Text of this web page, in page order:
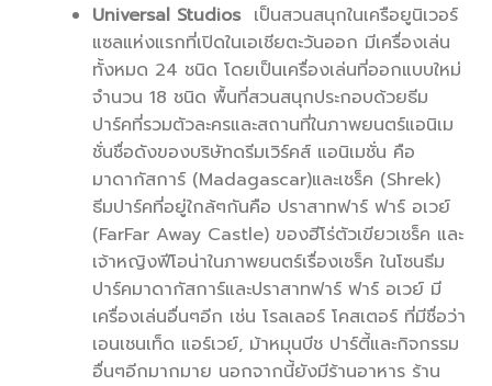
Universal Studios เป็นสวนสนุกในเครือยูนิเวอร์
แซลแห่งแรกที่เปิดในเอเชียตะวันออก มีเครื่องเล่น
ทั้งหมด 24 ชนิด โดยเป็นเครื่องเล่นที่ออกแบบใหม่
จำนวน 18 ชนิด พื้นที่สวนสนุกประกอบด้วยธีม
ปาร์คที่รวมตัวละครและสถานที่ในภาพยนตร์แอนิเม
ชั่นชื่อดังของบริษัทดรีมเวิร์คส์ แอนิเมชั่น คือ
มาดากัสการ์ (Madagascar)และเชร็ค (Shrek)
ธีมปาร์คที่อยู่ใกล้ๆกันคือ ปราสาทฟาร์ ฟาร์ อเวย์
(FarFar Away Castle) ของฮีโร่ตัวเขียวเชร็ค และ
เจ้าหญิงฟีโอน่าในภาพยนตร์เรื่องเชร็ค ในโซนธีม
ปาร์คมาดากัสการ์และปราสาทฟาร์ ฟาร์ อเวย์ มี
เครื่องเล่นอื่นๆอีก เช่น โรลเลอร์ โคสเตอร์ ที่มีชื่อว่า
เอนเชนเท็ด แอร์เวย์, ม้าหมุนบีช ปาร์ตี้และกิจกรรม
อื่นๆอีกมากมาย นอกจากนี้ยังมีร้านอาหาร ร้าน